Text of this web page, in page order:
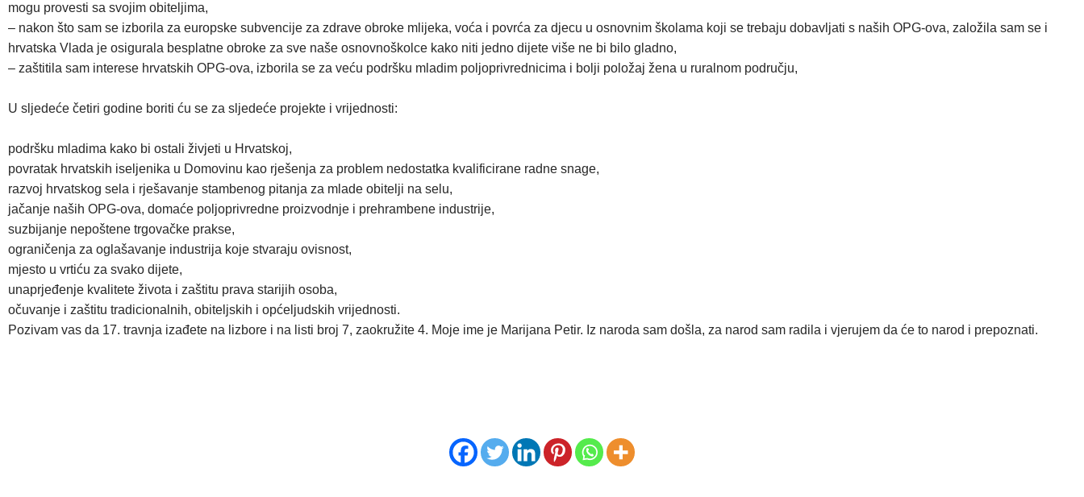
mogu provesti sa svojim obiteljima,
– nakon što sam se izborila za europske subvencije za zdrave obroke mlijeka, voća i povrća za djecu u osnovnim školama koji se trebaju dobavljati s naših OPG-ova, založila sam se i
hrvatska Vlada je osigurala besplatne obroke za sve naše osnovnoškolce kako niti jedno dijete više ne bi bilo gladno,
– zaštitila sam interese hrvatskih OPG-ova, izborila se za veću podršku mladim poljoprivrednicima i bolji položaj žena u ruralnom području,
U sljedeće četiri godine boriti ću se za sljedeće projekte i vrijednosti:
podršku mladima kako bi ostali živjeti u Hrvatskoj,
povratak hrvatskih iseljenika u Domovinu kao rješenja za problem nedostatka kvalificirane radne snage,
razvoj hrvatskog sela i rješavanje stambenog pitanja za mlade obitelji na selu,
jačanje naših OPG-ova, domaće poljoprivredne proizvodnje i prehrambene industrije,
suzbijanje nepoštene trgovačke prakse,
ograničenja za oglašavanje industrija koje stvaraju ovisnost,
mjesto u vrtiću za svako dijete,
unaprjeđenje kvalitete života i zaštitu prava starijih osoba,
očuvanje i zaštitu tradicionalnih, obiteljskih i općeljudskih vrijednosti.
Pozivam vas da 17. travnja izađete na lizbore i na listi broj 7, zaokružite 4. Moje ime je Marijana Petir. Iz naroda sam došla, za narod sam radila i vjerujem da će to narod i prepoznati.